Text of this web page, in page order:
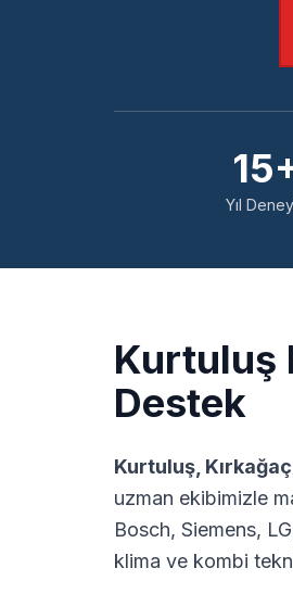
Yıl
Kurtuluş
Destek
Kurtuluş Kırkağaç
uzman ekibimizle
Bosch, Siemens,
klima ve kombi